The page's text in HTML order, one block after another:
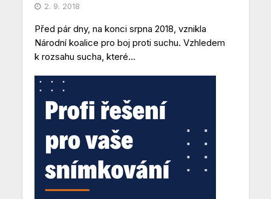
2. 9. 2018
Před pár dny, na konci srpna 2018, vznikla
Národní koalice pro boj proti suchu. Vzhledem
k rozsahu sucha, které...